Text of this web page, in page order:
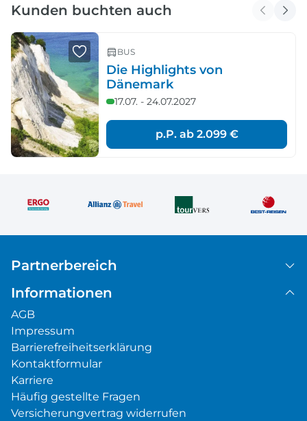
Kunden buchten auch
BUS
Die Highlights von
Dänemark
17.07. - 24.07.2027
p.P. ab 2.099 €
Partnerbereich
Informationen
AGB
Impressum
Barrierefreiheitserklärung
Kontaktformular
Karriere
Häufig gestellte Fragen
Versicherungvertrag widerrufen